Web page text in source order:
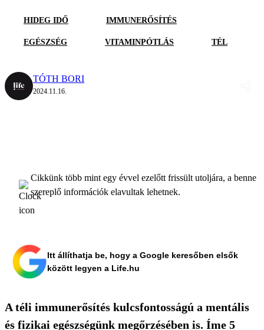
HIDEG IDŐ IMMUNERŐSÍTÉS
EGÉSZSÉG VITAMINPÓTLÁS TÉL
TÓTH BORI
2024.11.16.
Cikkünk több mint egy évvel ezelőtt frissült utoljára, a benne
szereplő információk elavultak lehetnek.
Itt állíthatja be, hogy a Google keresőben elsők
között legyen a Life.hu
A téli immunerősítés kulcsfontosságú a mentális
és fizikai egészségünk megőrzésében is. Íme 5